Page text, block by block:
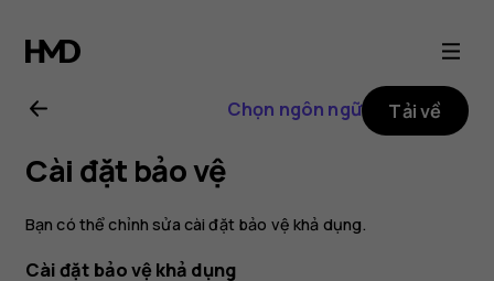
Hướng
dẫn
sử
dụng
Chọn ngôn ngữ Tải về
Cài đặt bảo vệ
Bạn có thể chỉnh sửa cài đặt bảo vệ khả dụng.
Cài đặt bảo vệ khả dụng